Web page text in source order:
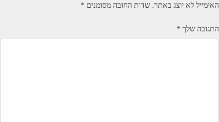
האימייל לא יוצג באתר. שדות החובה מסומנים *
התגובה שלך *